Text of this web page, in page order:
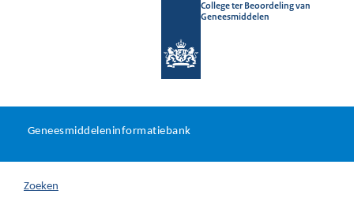
College ter Beoordeling van
Geneesmiddelen
U
hier:
Geneesmiddeleninformatiebank
Zoeken